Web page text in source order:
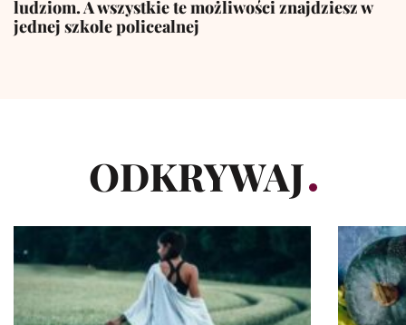
ludziom. A wszystkie te możliwości znajdziesz w
jednej szkole policealnej
ODKRYWAJ